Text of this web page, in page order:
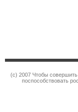
(c) 2007 Чтобы
поспособствовать